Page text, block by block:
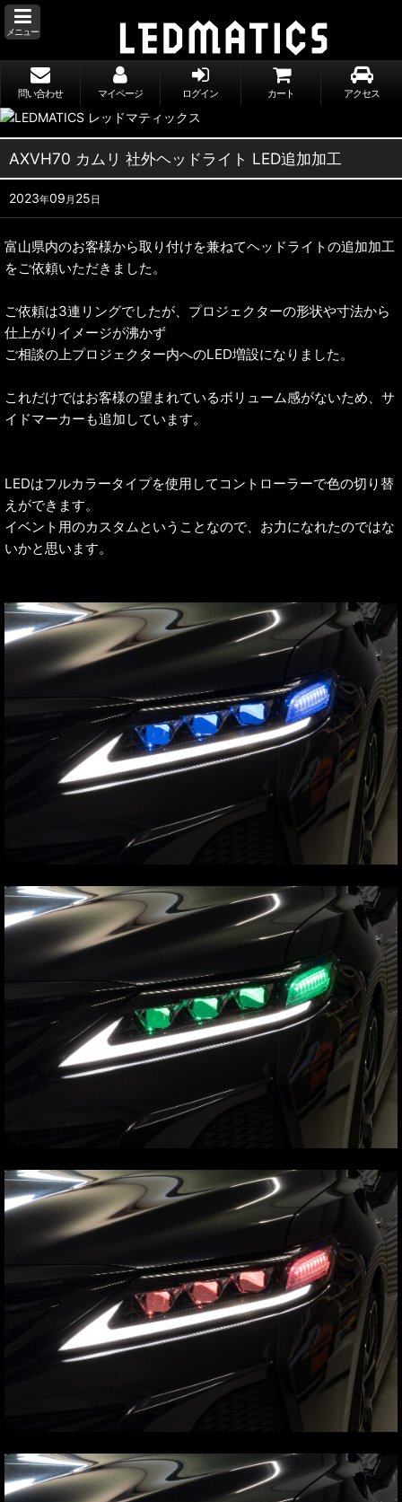
メニュー
問い合わせ マイページ ログイン カート アクセス
AXVH70 カムリ 社外ヘッドライト LED追加加工
2023年09 月 25日
富山県内のお客様から取り付けを兼ねてヘッドライトの追加加工
をご依頼いただきました。
ご依頼は3連リングでしたが、プロジェクターの形状や寸法から
仕上がりイメージが沸かず
ご相談の上プロジェクター内へのLED増設になりました。
これだけではお客様の望まれているボリューム感がないため、サ
イドマーカーも追加しています。
LEDはフルカラータイプを使用してコントローラーで色の切り替
えができます。
イベント用のカスタムということなので、お力になれたのではな
いかと思います。